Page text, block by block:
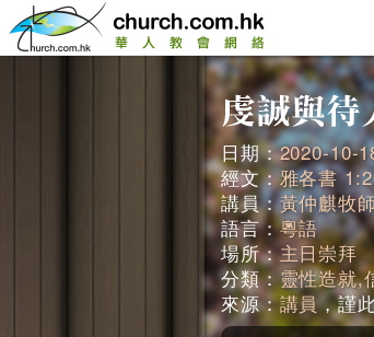
日期：2020-10-
經文：雅各書
講員：黃仲麒牧
語言：粵語
場所：主日崇拜
分類：靈性造就,
來源：講員，謹